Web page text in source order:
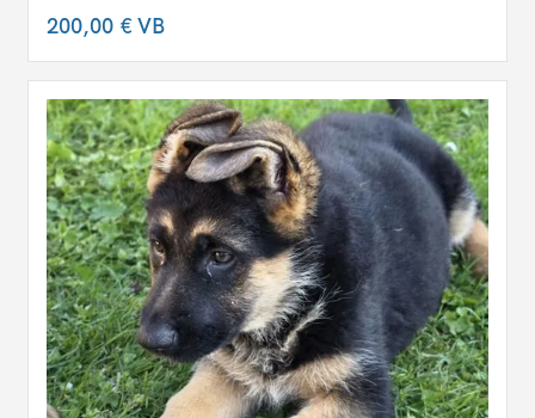
200,00 €VB